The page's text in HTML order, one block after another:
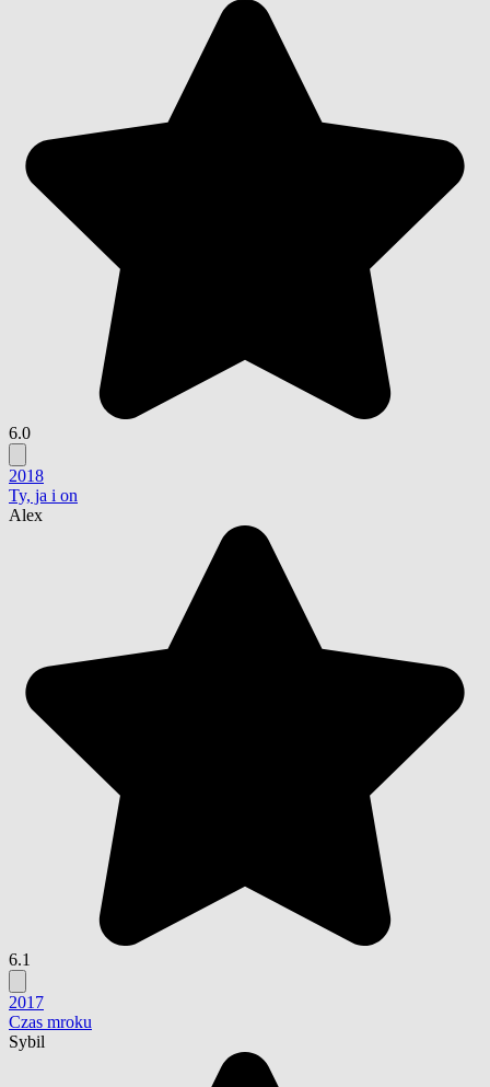
6.0
2018
Ty, ja i on
Alex
6.1
2017
Czas mroku
Sybil